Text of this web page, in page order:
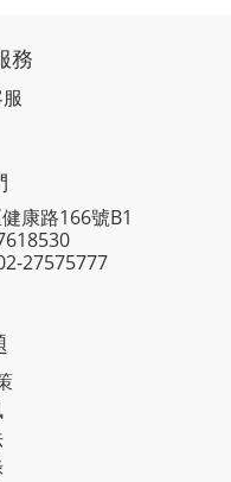
務
康路166號B1
27575777